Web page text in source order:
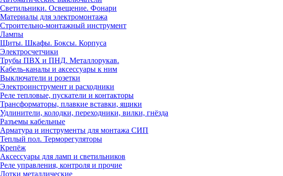
Светильники. Освещение. Фонари
Материалы для электромонтажа
Строительно-монтажный инструмент
Лампы
Щиты. Шкафы. Боксы. Корпуса
Электросчетчики
Трубы ПВХ и ПНД. Металлорукав.
Кабель-каналы и аксессуары к ним
Выключатели и розетки
Электроинструмент и расходники
Реле тепловые, пускатели и контакторы
Трансформаторы, плавкие вставки, ящики
Удлинители, колодки, переходники, вилки, гнёзда
Разъемы кабельные
Арматура и инструменты для монтажа СИП
Теплый пол. Терморегуляторы
Крепёж
Аксессуары для ламп и светильников
Реле управления, контроля и прочие
Лотки металлические